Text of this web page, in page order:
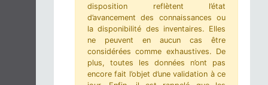
disposition reflètent l’état
d’avancement des connaissances ou
la disponibilité des inventaires. Elles
ne peuvent en aucun cas être
considérées comme exhaustives. De
plus, toutes les données n’ont pas
encore fait l’objet d’une validation à ce